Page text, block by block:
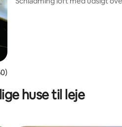
5 i gennemsnitlig bedømmelse,
huse til leje